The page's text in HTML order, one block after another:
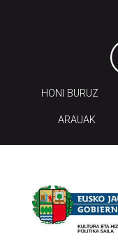
HONI BURUZ
ARAUAK